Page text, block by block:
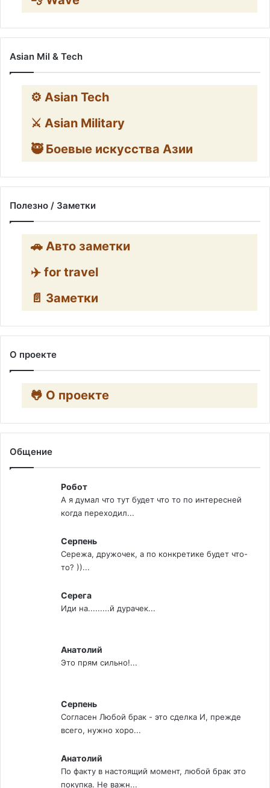
Asian Mil & Tech
⚙️ Asian Tech
⚔️ Asian Military
🥷 Боевые искусства Азии
Полезно / Заметки
🚗 Авто заметки
✈️ for travel
📄 Заметки
О проекте
🐸 О проекте
Общение
Робот
А я думал что тут будет что то по интересней
когда переходил...
Серпень
Сережа, дружочек, а по конкретике будет что-
то? ))...
Серега
Иди на.........й дурачек...
Анатолий
Это прям сильно!...
Серпень
Согласен Любой брак - это сделка И, прежде
всего, нужно хоро...
Анатолий
По факту в настоящий момент, любой брак это
покупка. Не важн...